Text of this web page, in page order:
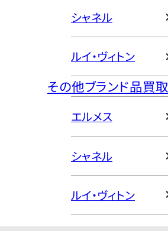
シャネル
ルイ・ヴィトン
その他ブランド品買取
エルメス
シャネル
ルイ・ヴィトン